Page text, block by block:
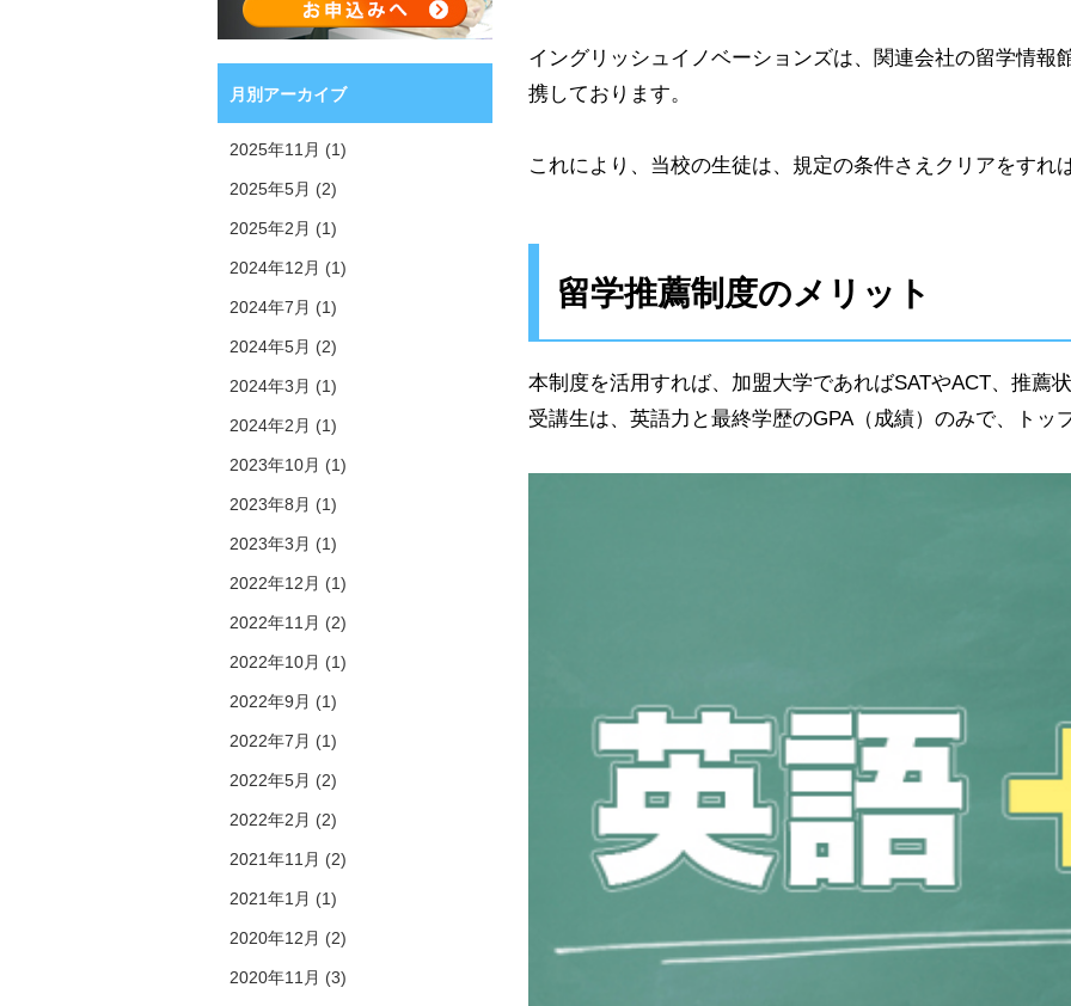
イングリッシュイノベーションズは、関連会社の留学情報
携しております。
これにより、当校の生徒は、規定の条件さえクリアをす
留学推薦制度のメリット
本制度を活用すれば、加盟大学であればSATやACT、推薦
受講生は、英語力と最終学歴のGPA（成績）のみで、ト
月別アーカイブ
2025年11月 (1)
2025年5月 (2)
2025年2月 (1)
2024年12月 (1)
2024年7月 (1)
2024年5月 (2)
2024年3月 (1)
2024年2月 (1)
2023年10月 (1)
2023年8月 (1)
2023年3月 (1)
2022年12月 (1)
2022年11月 (2)
2022年10月 (1)
2022年9月 (1)
2022年7月 (1)
2022年5月 (2)
2022年2月 (2)
2021年11月 (2)
2021年1月 (1)
2020年12月 (2)
2020年11月 (3)